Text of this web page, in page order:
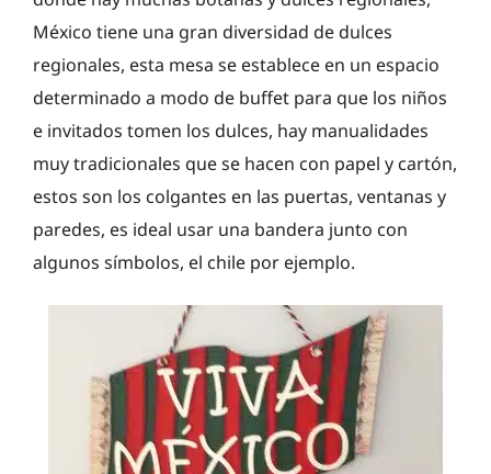
México tiene una gran diversidad de dulces
regionales, esta mesa se establece en un espacio
determinado a modo de buffet para que los niños
e invitados tomen los dulces, hay manualidades
muy tradicionales que se hacen con papel y cartón,
estos son los colgantes en las puertas, ventanas y
paredes, es ideal usar una bandera junto con
algunos símbolos, el chile por ejemplo.